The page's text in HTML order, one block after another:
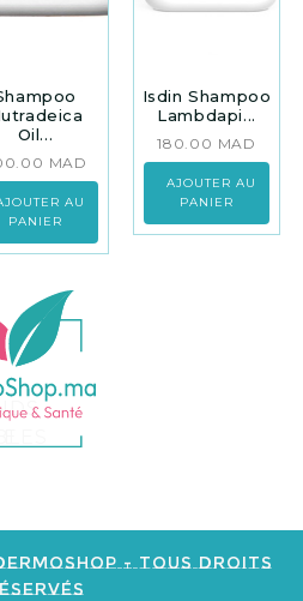
Oil...
MAD
AU
PANIER
Isdin Shampoo
Lambdapi...
180.00 MAD
AJOUTER AU
PANIER
- Tous Droits